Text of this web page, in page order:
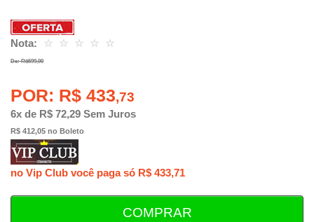
Nota: ☆ ☆ ☆ ☆ ☆
De: R$599,00
POR: R$ 433,73
6x de R$ 72,29 Sem Juros
R$ 412,05 no Boleto
no Vip Club você paga só R$ 433,71
COMPRAR